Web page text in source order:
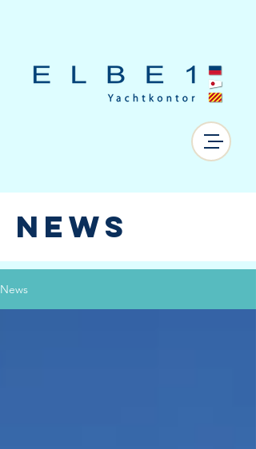
NEWS
News